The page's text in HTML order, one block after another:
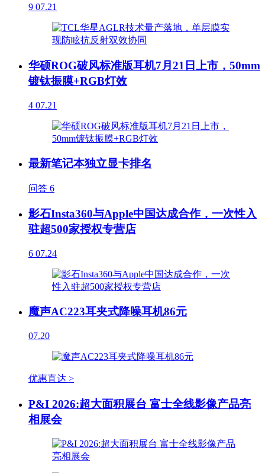
9 07.21
华硕ROG破风标准版耳机7月21日上市，50mm
镀钛振膜+RGB灯效
4 07.21
最新笔记本独立显卡排名
问答 6
影石Insta360与Apple中国达成合作，一次性入
驻超500家授权专营店
6 07.24
魔声AC223耳夹式降噪耳机86元
07.20
优惠直达 >
P&I 2026:超大面积展台 富士全线影像产品亮
相展会